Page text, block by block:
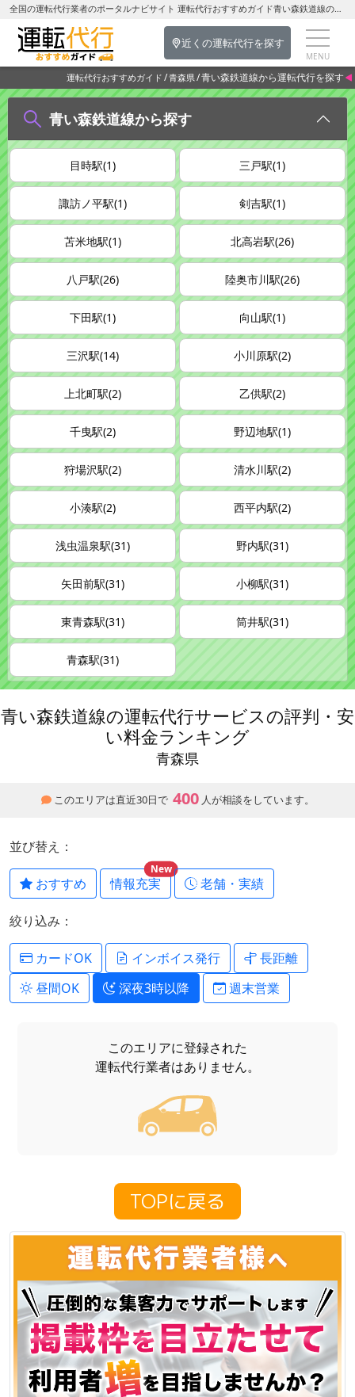
全国の運転代行業者のポータルナビサイト 運転代行おすすめガイド青い森鉄道線の運転代行を探す-青森県の運転代行
近くの運転代行を探す
運転代行おすすめガイド 青森県 青い森鉄道線から運転代行を探す
青い森鉄道線から探す
目時駅(1) 三戸駅(1)
諏訪ノ平駅(1) 剣吉駅(1)
苫米地駅(1) 北高岩駅(26)
八戸駅(26) 陸奥市川駅(26)
下田駅(1) 向山駅(1)
三沢駅(14) 小川原駅(2)
上北町駅(2) 乙供駅(2)
千曳駅(2) 野辺地駅(1)
狩場沢駅(2) 清水川駅(2)
小湊駅(2) 西平内駅(2)
浅虫温泉駅(31) 野内駅(31)
矢田前駅(31) 小柳駅(31)
東青森駅(31) 筒井駅(31)
青森駅(31)
青い森鉄道線の運転代行サービスの評判・安
い料金ランキング
青森県
このエリアは直近30日で 400 人が相談をしています。
並び替え：
おすすめ 情報充実
New
老舗・実績
絞り込み：
カードOK インボイス発行
長距離
昼間OK
深夜3時以降 週末営業
このエリアに登録された
運転代行業者はありません。
TOPに戻る